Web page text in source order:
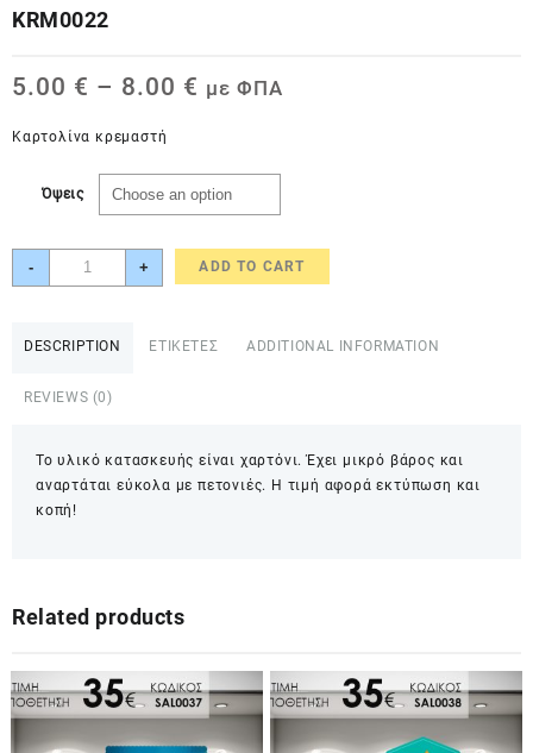
KRM0022
5.00 € – 8.00 € με ΦΠΑ
Καρτολίνα κρεμαστή
Όψεις
-
Καρτολίνα
κρεμαστή
quantity
+ ADD TO CART
DESCRIPTION ΕΤΙΚΕΤΕΣ ADDITIONAL INFORMATION
REVIEWS (0)
Το υλικό κατασκευής είναι χαρτόνι. Έχει μικρό βάρος και
αναρτάται εύκολα με πετονιές. Η τιμή αφορά εκτύπωση και
κοπή!
Related products